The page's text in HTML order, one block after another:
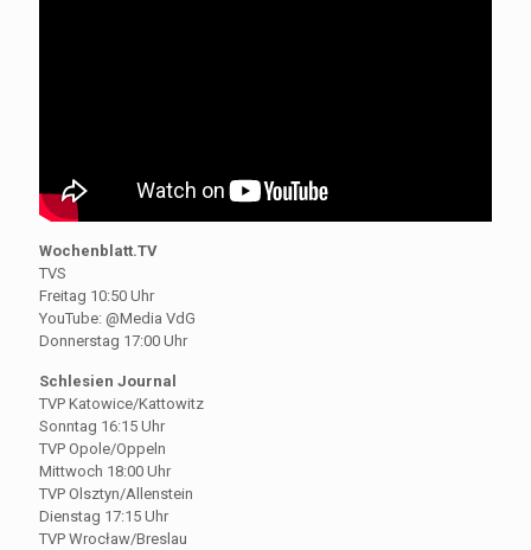
Wochenblatt.TV
TVS
Freitag 10:50 Uhr
YouTube: @Media VdG
Donnerstag 17:00 Uhr
Schlesien Journal
TVP Katowice/Kattowitz
Sonntag 16:15 Uhr
TVP Opole/Oppeln
Mittwoch 18:00 Uhr
TVP Olsztyn/Allenstein
Dienstag 17:15 Uhr
TVP Wrocław/Breslau